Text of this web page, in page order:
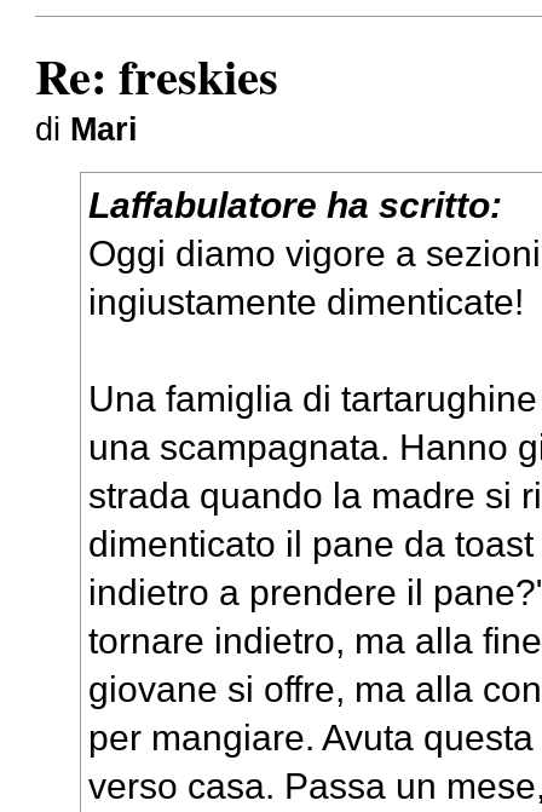
Re: freskies
di Mari
Laffabulatore ha scritto:
Oggi diamo vigore a
ingiustamente dimenticate!
Una famiglia di
una scampagnata. Hanno
strada quando la madre si
dimenticato il pane da
indietro a prendere il
tornare indietro, ma alla
giovane si offre, ma alla
per mangiare. Avuta
verso casa. Passa un